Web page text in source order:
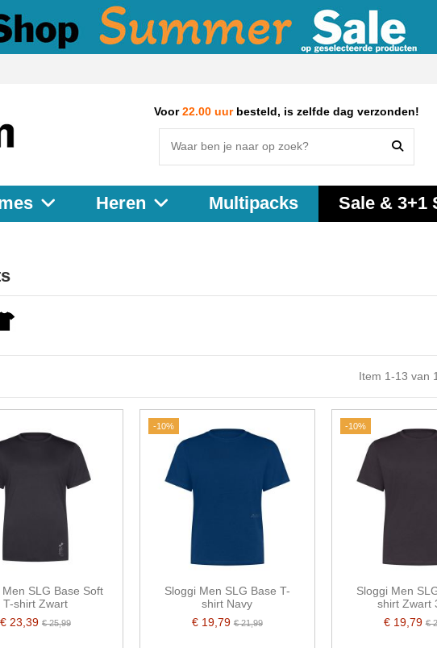
Voor22.00 uur besteld, is zelfde dag verzonden!
Heren Multipacks Sale & 3+1
Item 1-13 van
Men SLG Base Soft
T-shirt Zwart
€ 23,39 € 25,99
-10%
Sloggi Men SLG Base T-
shirt Navy
€ 19,79 € 21,99
-10%
Sloggi Men
shirt Zwart
€ 19,79€